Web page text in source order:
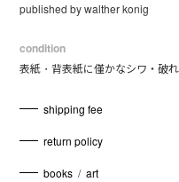
published by walther konig
condition
表紙・背表紙に僅かなシワ・破れ
shipping fee
return policy
books / art